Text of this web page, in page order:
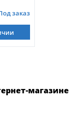
заказ
магазине